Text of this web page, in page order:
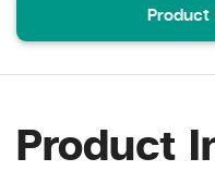
Product
Product